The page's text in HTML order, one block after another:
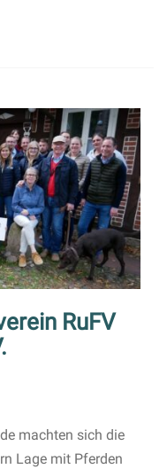
RuFV
machten sich die
Lage mit Pferden